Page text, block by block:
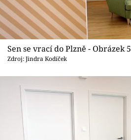
Sen se vrací do Plzně - Obrázek 5
Zdroj: Jindra Kodíček